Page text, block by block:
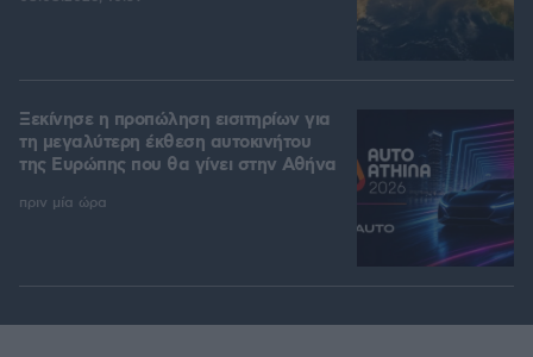
Ξεκίνησε η προπώληση εισιτηρίων για
τη μεγαλύτερη έκθεση αυτοκινήτου
της Ευρώπης που θα γίνει στην Αθήνα
πριν μία ώρα